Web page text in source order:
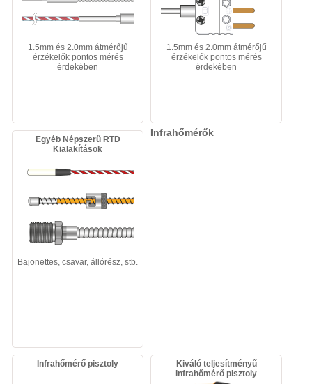
1.5mm és 2.0mm átmérőjű
érzékelők pontos mérés
érdekében
1.5mm és 2.0mm átmérőjű
érzékelők pontos mérés
érdekében
Egyéb Népszerű RTD
Kialakítások
Bajonettes, csavar, állórész, stb.
Infrahőmérők
Infrahőmérő pisztoly
Kiváló teljesítményű
infrahőmérő pisztoly